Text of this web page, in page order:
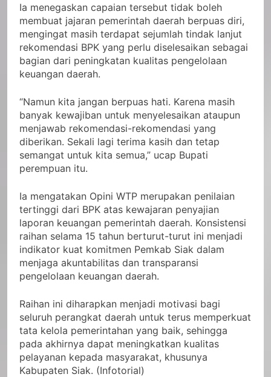
Ia menegaskan capaian tersebut tidak boleh
membuat jajaran pemerintah daerah berpuas diri,
mengingat masih terdapat sejumlah tindak lanjut
rekomendasi BPK yang perlu diselesaikan sebagai
bagian dari peningkatan kualitas pengelolaan
keuangan daerah.
“Namun kita jangan berpuas hati. Karena masih
banyak kewajiban untuk menyelesaikan ataupun
menjawab rekomendasi-rekomendasi yang
diberikan. Sekali lagi terima kasih dan tetap
semangat untuk kita semua,” ucap Bupati
perempuan itu.
Ia mengatakan Opini WTP merupakan penilaian
tertinggi dari BPK atas kewajaran penyajian
laporan keuangan pemerintah daerah. Konsistensi
raihan selama 15 tahun berturut-turut ini menjadi
indikator kuat komitmen Pemkab Siak dalam
menjaga akuntabilitas dan transparansi
pengelolaan keuangan daerah.
Raihan ini diharapkan menjadi motivasi bagi
seluruh perangkat daerah untuk terus memperkuat
tata kelola pemerintahan yang baik, sehingga
pada akhirnya dapat meningkatkan kualitas
pelayanan kepada masyarakat, khusunya
Kabupaten Siak. (Infotorial)